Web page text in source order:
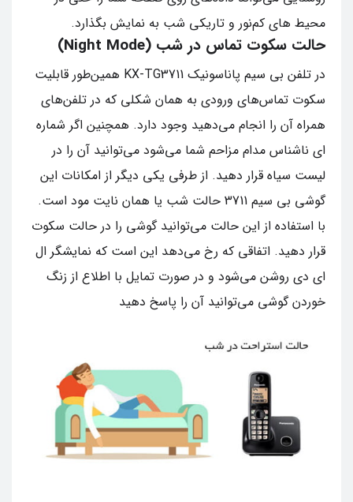
محیط‌ های کم‌نور و تاریکی شب به نمایش بگذارد.
حالت سکوت تماس در شب (Night Mode)
در تلفن بی‌ سیم پاناسونیک KX-TG3711 همین‌طور قابلیت
سکوت تماس‌های ورودی به همان شکلی که در تلفن‌های
همراه آن را انجام می‌دهید وجود دارد. همچنین اگر شماره‌
ای ناشناس مدام مزاحم شما می‌شود می‌توانید آن را در
لیست سیاه قرار دهید. از طرفی یکی دیگر از امکانات این
گوشی بی سیم 3711 حالت شب یا همان نایت مود است.
با استفاده از این حالت می‌توانید گوشی را در حالت سکوت
قرار دهید. اتفاقی که رخ می‌دهد این است که نمایشگر ال‌
ای‌ دی روشن می‌شود و در صورت تمایل با اطلاع از زنگ
خوردن گوشی می‌توانید آن را پاسخ دهید